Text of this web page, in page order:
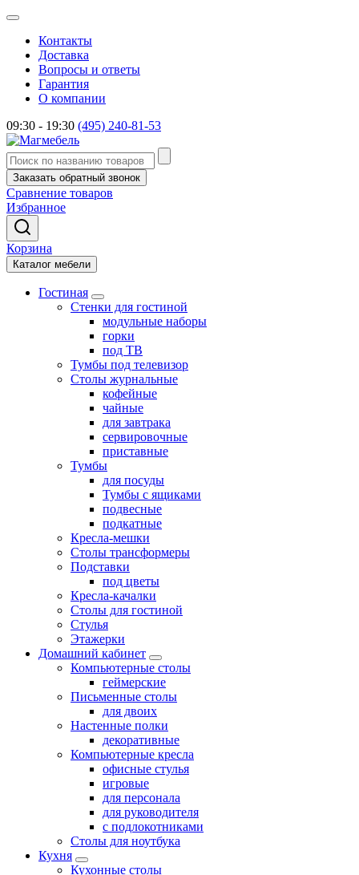
Контакты
Доставка
Вопросы и ответы
Гарантия
О компании
09:30 - 19:30 (495) 240-81-53
Заказать обратный звонок
Сравнение товаров
Избранное
Корзина
Каталог мебели
Гостиная
Стенки для гостиной
модульные наборы
горки
под ТВ
Тумбы под телевизор
Столы журнальные
кофейные
чайные
для завтрака
сервировочные
приставные
Тумбы
для посуды
Тумбы с ящиками
подвесные
подкатные
Кресла-мешки
Столы трансформеры
Подставки
под цветы
Кресла-качалки
Столы для гостиной
Стулья
Этажерки
Домашний кабинет
Компьютерные столы
геймерские
Письменные столы
для двоих
Настенные полки
декоративные
Компьютерные кресла
офисные стулья
игровые
для персонала
для руководителя
с подлокотниками
Столы для ноутбука
Кухня
Кухонные столы